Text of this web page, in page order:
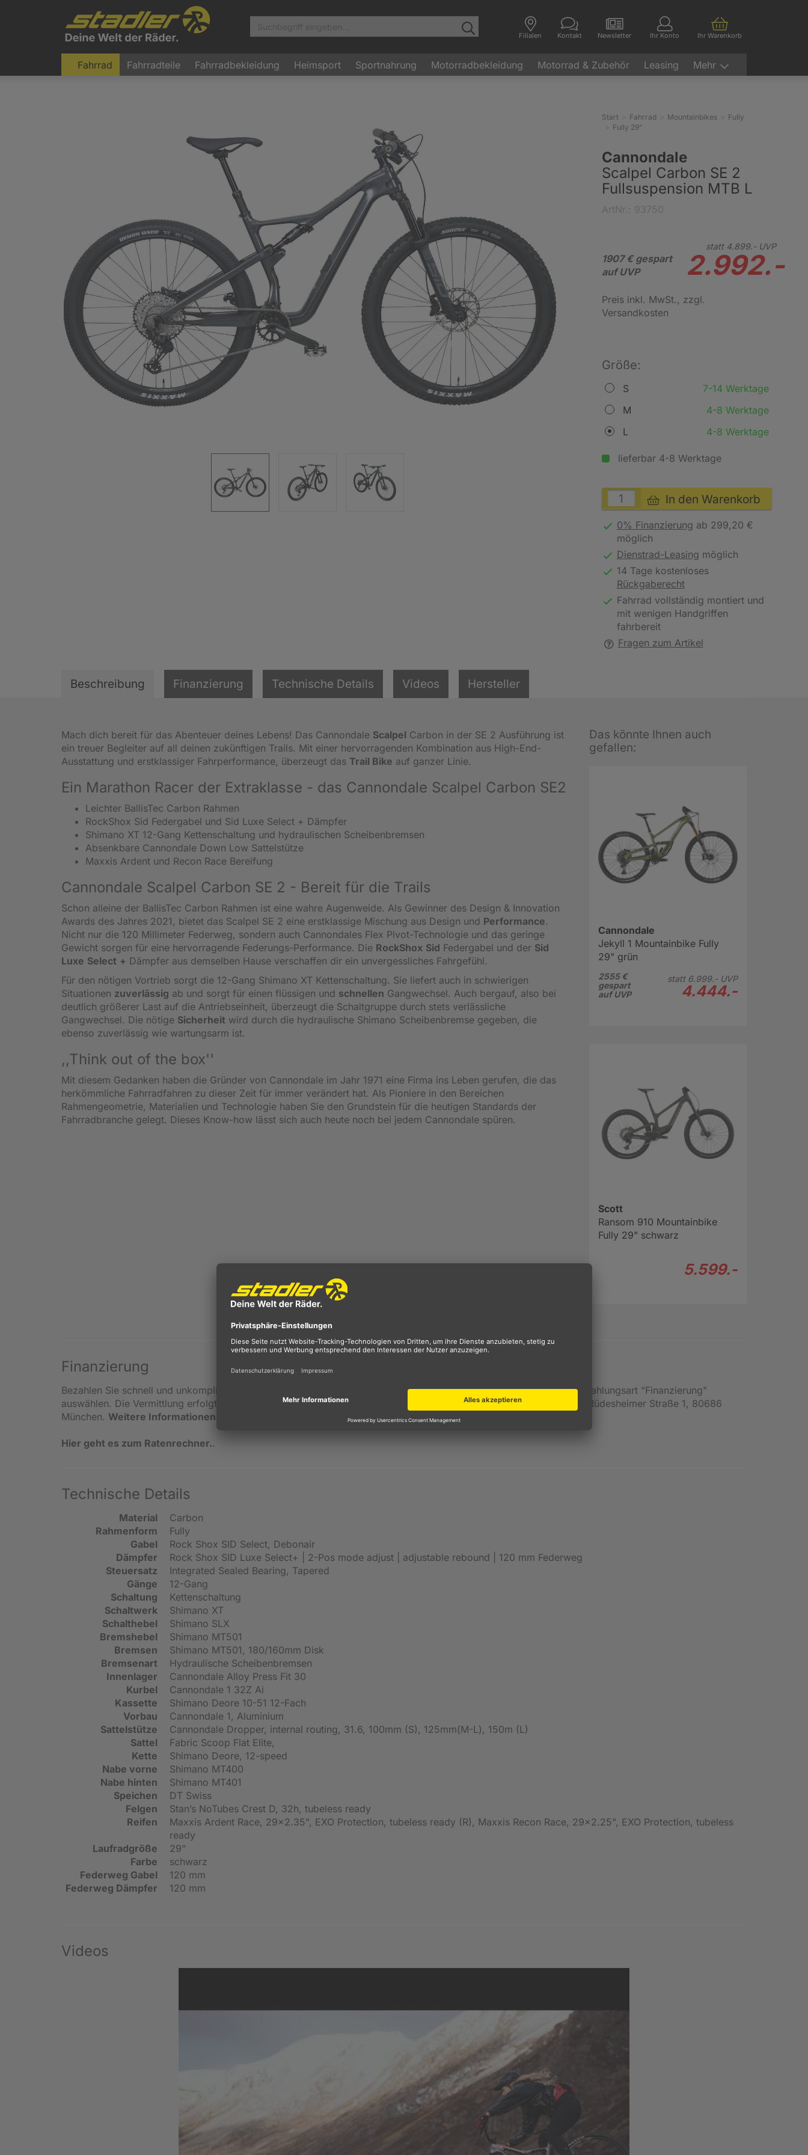
Filialen Kontakt Newsletter Ihr Konto Ihr Warenkorb
Fahrrad Fahrradteile Fahrradbekleidung Heimsport Sportnahrung Motorradbekleidung Motorrad & Zubehör Leasing Mehr
Start Fahrrad Mountainbikes
Fully
Fully 29"
Cannondale
Scalpel Carbon SE 2
Fullsuspension MTB L
1907 € gespart
auf UVP
statt 4.899.-UVP
2.992.-
Preis inkl. MwSt., zzgl.
Versandkosten
Größe:
S
7-14 Werktage
M
4-8 Werktage
L
4-8 Werktage
lieferbar 4-8 Werktage
In den Warenkorb
0% Finanzierung ab 299,20 €
möglich
Dienstrad-Leasing möglich
14 Tage kostenloses
Rückgaberecht
Fahrrad vollständig montiert und
mit wenigen Handgriffen
fahrbereit
Fragen zum Artikel
Beschreibung Finanzierung Technische Details Videos Hersteller
Mach dich bereit für das Abenteuer deines Lebens! Das Cannondale Scalpel Carbon in der SE 2 Ausführung ist
ein treuer Begleiter auf all deinen zukünftigen Trails. Mit einer hervorragenden Kombination aus High-End-
Ausstattung und erstklassiger Fahrperformance, überzeugt das Trail Bike auf ganzer Linie.
Ein Marathon Racer der Extraklasse - das Cannondale Scalpel Carbon SE2
Leichter BallisTec Carbon Rahmen
RockShox Sid Federgabel und Sid Luxe Select + Dämpfer
Shimano XT 12-Gang Kettenschaltung und hydraulischen Scheibenbremsen
Absenkbare Cannondale Down Low Sattelstütze
Maxxis Ardent und Recon Race Bereifung
Cannondale Scalpel Carbon SE 2 - Bereit für die Trails
Schon alleine der BallisTec Carbon Rahmen ist eine wahre Augenweide. Als Gewinner des Design & Innovation
Awards des Jahres 2021, bietet das Scalpel SE 2 eine erstklassige Mischung aus Design und Performance.
Nicht nur die 120 Millimeter Federweg, sondern auch Cannondales Flex Pivot-Technologie und das geringe
Gewicht sorgen für eine hervorragende Federungs-Performance. Die RockShox Sid Federgabel und der Sid
Luxe Select + Dämpfer aus demselben Hause verschaffen dir ein unvergessliches Fahrgefühl.
Für den nötigen Vortrieb sorgt die 12-Gang Shimano XT Kettenschaltung. Sie liefert auch in schwierigen
Situationen zuverlässig ab und sorgt für einen flüssigen und schnellen Gangwechsel. Auch bergauf, also bei
deutlich größerer Last auf die Antriebseinheit, überzeugt die Schaltgruppe durch stets verlässliche
Gangwechsel. Die nötige Sicherheit wird durch die hydraulische Shimano Scheibenbremse gegeben, die
ebenso zuverlässig wie wartungsarm ist.
,,Think out of the box''
Mit diesem Gedanken haben die Gründer von Cannondale im Jahr 1971 eine Firma ins Leben gerufen, die das
herkömmliche Fahrradfahren zu dieser Zeit für immer verändert hat. Als Pioniere in den Bereichen
Rahmengeometrie, Materialien und Technologie haben Sie den Grundstein für die heutigen Standards der
Fahrradbranche gelegt. Dieses Know-how lässt sich auch heute noch bei jedem Cannondale spüren.
Das könnte Ihnen auch
gefallen:
Cannondale
Jekyll 1 Mountainbike Fully
29" grün
2555 €
gespart
auf UVP
statt 6.999.-UVP
4.444.-
Scott
Ransom 910 Mountainbike
Fully 29" schwarz
5.599.-
Finanzierung
Bezahlen Sie schnell und unkompliziert in kleinen Monatsraten. Einfach Artikel auswählen, zur Kasse gehen und die Zahlungsart "Finanzierung"
auswählen. Die Vermittlung erfolgt ausschließlich für den Kreditgeber BNP Paribas S.A. Niederlassung Deutschland, Rüdesheimer Straße 1, 80686
München. Weitere Informationen zur Finanzierung
Hier geht es zum Ratenrechner..
Technische Details
Material
Carbon
Rahmenform
Fully
Gabel
Rock Shox SID Select, Debonair
Dämpfer
Rock Shox SID Luxe Select+ | 2-Pos mode adjust | adjustable rebound | 120 mm Federweg
Steuersatz
Integrated Sealed Bearing, Tapered
Gänge
12-Gang
Schaltung
Kettenschaltung
Schaltwerk
Shimano XT
Schalthebel
Shimano SLX
Bremshebel
Shimano MT501
Bremsen
Shimano MT501, 180/160mm Disk
Bremsenart
Hydraulische Scheibenbremsen
Innenlager
Cannondale Alloy Press Fit 30
Kurbel
Cannondale 1 32Z Ai
Kassette
Shimano Deore 10-51 12-Fach
Vorbau
Cannondale 1, Aluminium
Sattelstütze
Cannondale Dropper, internal routing, 31.6, 100mm (S), 125mm(M-L), 150m (L)
Sattel
Fabric Scoop Flat Elite,
Kette
Shimano Deore, 12-speed
Nabe vorne
Shimano MT400
Nabe hinten
Shimano MT401
Speichen
DT Swiss
Felgen
Stan’s NoTubes Crest D, 32h, tubeless ready
Reifen
Maxxis Ardent Race, 29x2.35", EXO Protection, tubeless ready (R), Maxxis Recon Race, 29x2.25", EXO Protection, tubeless
ready
Laufradgröße
29"
Farbe
schwarz
Federweg Gabel
120 mm
Federweg Dämpfer
120 mm
Videos